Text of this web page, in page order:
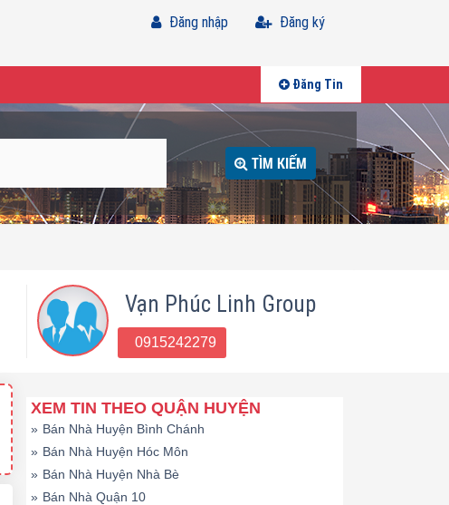
Đăng ký
Đăng nhập
Đăng Tin
TÌM KIẾM
Vạn Phúc Linh Group
0915242279
XEM TIN THEO QUẬN HUYỆN
» Bán Nhà Huyện Bình Chánh
» Bán Nhà Huyện Hóc Môn
» Bán Nhà Huyện Nhà Bè
» Bán Nhà Quận 10